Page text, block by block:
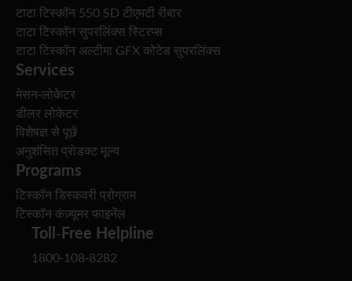
टाटा टिस्कॉन 550 SD टीएमटी रीबार
टाटा टिस्कॉन सुपरलिंक्स स्टिरप्स
टाटा टिस्कॉन अल्टीमा GFX कोटेड सुपरलिंक्स
Services
मेसन-लोकेटर
डीलर लोकेटर
विशेषज्ञ से पूछें
अनुशंसित प्रोडक्ट मूल्य
Programs
टिस्कॉन डिस्कवरी प्रोग्राम
टिस्कॉन कंज़्यूमर फाइनेंल
Toll-Free Helpline
1800-108-8282